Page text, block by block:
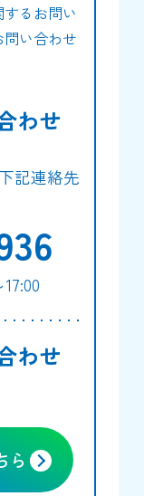
るお問い
い合わせ
わせ
記連絡先
わせ
ら